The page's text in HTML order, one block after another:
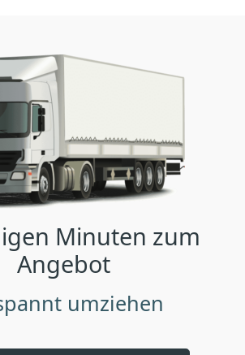
Minuten zum
Angebot
umziehen